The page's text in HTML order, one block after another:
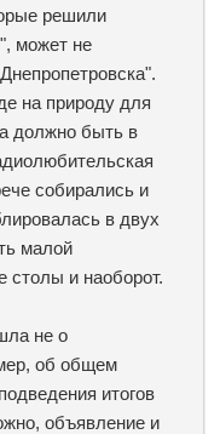
решили
может не
на природу для
должно быть в
собирались и
в двух
малой
столы и наоборот.
не о
об общем
итогов
объявление и